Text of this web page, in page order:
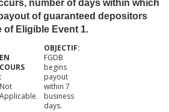
number of days within which
of guaranteed depositors
Eligible Event 1.
Not
Applicable.
FGDB
begins
payout
within 7
business
days.